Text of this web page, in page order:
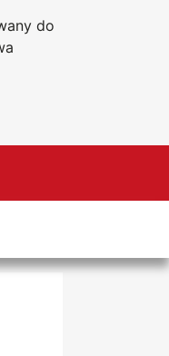
do
dostępności